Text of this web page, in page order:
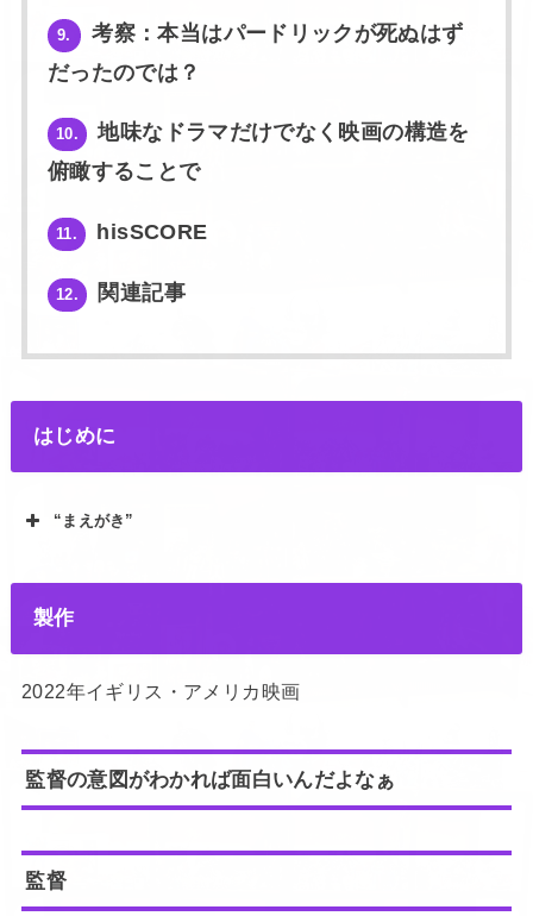
9.
考察：本当はパードリックが死ぬはず
だったのでは？
10.
地味なドラマだけでなく映画の構造を
俯瞰することで
11. hisSCORE
12. 関連記事
はじめに
“まえがき”
製作
2022年イギリス・アメリカ映画
監督の意図がわかれば面白いんだよなぁ
監督